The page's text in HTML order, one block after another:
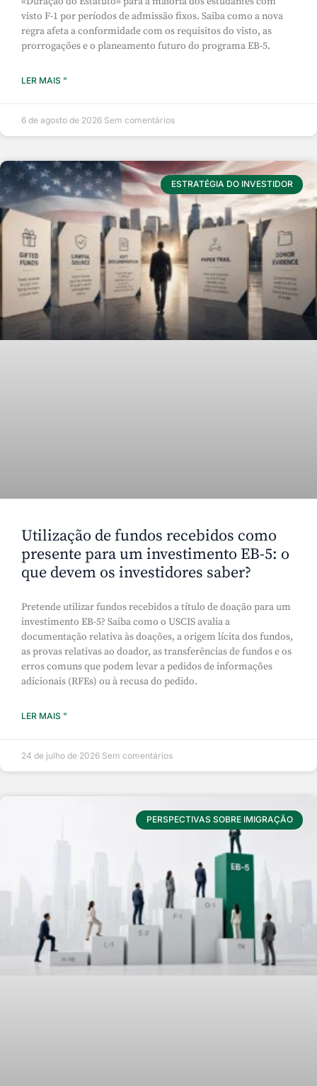
visto F-1 por períodos de admissão fixos. Saiba como a nova
regra afeta a conformidade com os requisitos do visto, as
prorrogações e o planeamento futuro do programa EB-5.
LER MAIS "
6 de agosto de 2026 Sem comentários
ESTRATÉGIA DO INVESTIDOR
Utilização de fundos recebidos como
presente para um investimento EB-5: o
que devem os investidores saber?
Pretende utilizar fundos recebidos a título de doação para um
investimento EB-5? Saiba como o USCIS avalia a
documentação relativa às doações, a origem lícita dos fundos,
as provas relativas ao doador, as transferências de fundos e os
erros comuns que podem levar a pedidos de informações
adicionais (RFEs) ou à recusa do pedido.
LER MAIS "
24 de julho de 2026 Sem comentários
PERSPECTIVAS SOBRE IMIGRAÇÃO